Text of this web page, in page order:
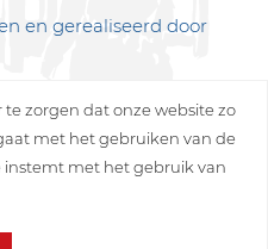
en gerealiseerd door
zorgen dat onze website zo
met het gebruiken van de
instemt met het gebruik van